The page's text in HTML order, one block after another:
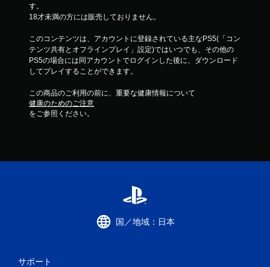
す。
18才未満の方には販売しておりません。
このコンテンツは、アカウントに登録されている主なPS5(「コン
テンツ共有とオフラインプレイ」設定)ではいつでも、その他の
PS5の場合には同アカウントでログインした後に、ダウンロード
してプレイすることができます。
この商品のご利用の前に、重要な健康情報について
健康のためのご注意
をご参照ください。
国／地域：日本
サポート